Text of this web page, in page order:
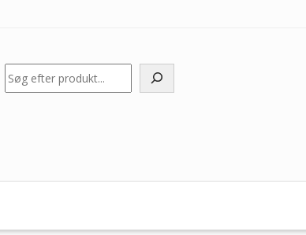
Søg